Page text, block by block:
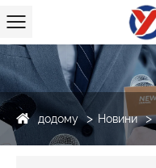
додому Новини